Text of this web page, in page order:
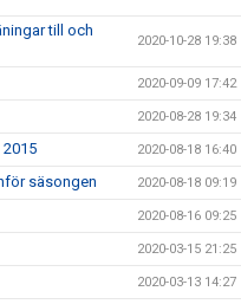
till och
2020-10-28 19:38
2020-09-09 17:42
2020-08-28 19:34
2020-08-18 16:40
säsongen 2020-08-18 09:19
2020-08-16 09:25
2020-03-15 21:25
2020-03-13 14:27